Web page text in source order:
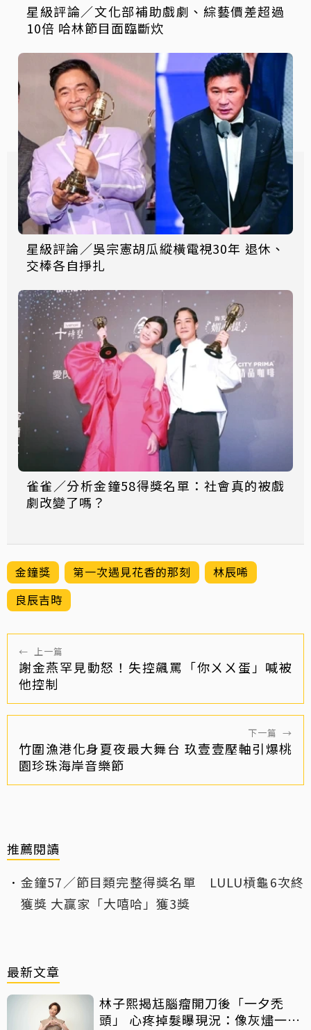
星級評論／文化部補助戲劇、綜藝價差超過
10倍 哈林節目面臨斷炊
星級評論／吳宗憲胡瓜縱橫電視30年 退休、
交棒各自掙扎
雀雀／分析金鐘58得獎名單：社會真的被戲
劇改變了嗎？
金鐘獎 第一次遇見花香的那刻
林辰唏
良辰吉時
← 上一篇
謝金燕罕見動怒！失控飆罵「你ㄨㄨ蛋」喊被
他控制
下一篇 →
竹圍漁港化身夏夜最大舞台 玖壹壹壓軸引爆桃
園珍珠海岸音樂節
推薦閱讀
金鐘57／節目類完整得獎名單 LULU槓龜6次終
獲獎 大贏家「大嘻哈」獲3獎
最新文章
林子熙揭尪腦瘤開刀後「一夕禿
頭」 心疼掉髮曝現況：像灰燼一直